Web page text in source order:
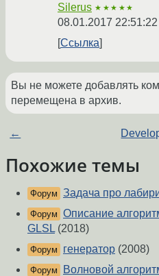
Silerus ★★★★★
08.01.2017
Ссылка
Вы не можете добавлять
перемещена в архив.
←
Похожие темы
Форум Задача про
Форум Описание
GLSL (2018)
Форум генератор (2008)
Форум
Волновой